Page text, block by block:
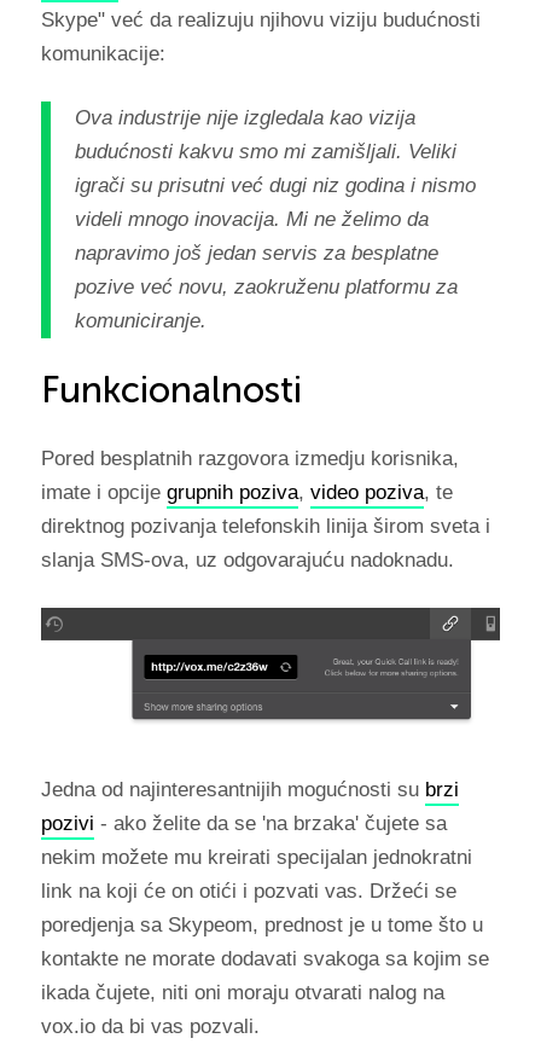
Skype" već da realizuju njihovu viziju budućnosti
komunikacije:
Ova industrije nije izgledala kao vizija
budućnosti kakvu smo mi zamišljali. Veliki
igrači su prisutni već dugi niz godina i nismo
videli mnogo inovacija. Mi ne želimo da
napravimo još jedan servis za besplatne
pozive već novu, zaokruženu platformu za
komuniciranje.
Funkcionalnosti
Pored besplatnih razgovora izmedju korisnika,
imate i opcije grupnih poziva, video poziva, te
direktnog pozivanja telefonskih linija širom sveta i
slanja SMS-ova, uz odgovarajuću nadoknadu.
Jedna od najinteresantnijih mogućnosti su brzi
pozivi - ako želite da se 'na brzaka' čujete sa
nekim možete mu kreirati specijalan jednokratni
link na koji će on otići i pozvati vas. Držeći se
poredjenja sa Skypeom, prednost je u tome što u
kontakte ne morate dodavati svakoga sa kojim se
ikada čujete, niti oni moraju otvarati nalog na
vox.io da bi vas pozvali.